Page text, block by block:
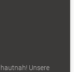
Unsere